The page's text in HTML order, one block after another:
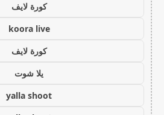
كورة لايف
koora live
كورة لايف
يلا شوت
yalla shoot